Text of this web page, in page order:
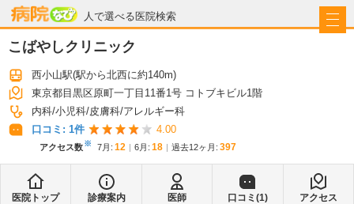
人で選べる医院検索
病院なび
こばやしクリニック
西小山駅(駅から北西に約140m)
東京都目黒区原町一丁目11番1号 コトブキビル1階
内科 小児科 皮膚科 アレルギー科
口コミ: 1件 4.00
アクセス数※ 7月 : 12 6月 : 18 過去12ヶ月: 397
医院トップ 診療案内 医師 口コミ(1) アクセス